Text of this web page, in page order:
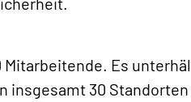
Mitarbeitende. Es
30